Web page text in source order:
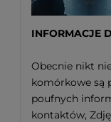
INFORMACJE
Obecnie nikt
komórkowe są
poufnych
kontaktów,